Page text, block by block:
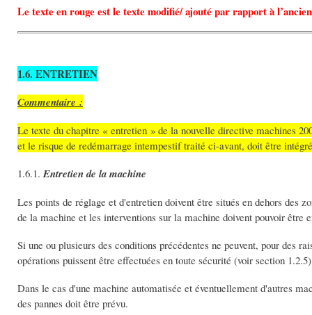
Le texte en rouge est le texte modifié/ ajouté par rapport à
1.6. ENTRETIEN
Commentaire :
Le texte du chapitre « entretien » de la nouvelle directive machines
et le risque de redémarrage intempestif traité ci-avant, doit être
1.6.1. Entretien de la machine
Les points de réglage et d'entretien doivent être situés en dehors des
de la machine et les interventions sur la machine doivent pouvoir être
Si une ou plusieurs des conditions précédentes ne peuvent, pour des
opérations puissent être effectuées en toute sécurité (voir section
Dans le cas d'une machine automatisée et éventuellement d'autres
des pannes doit être prévu.